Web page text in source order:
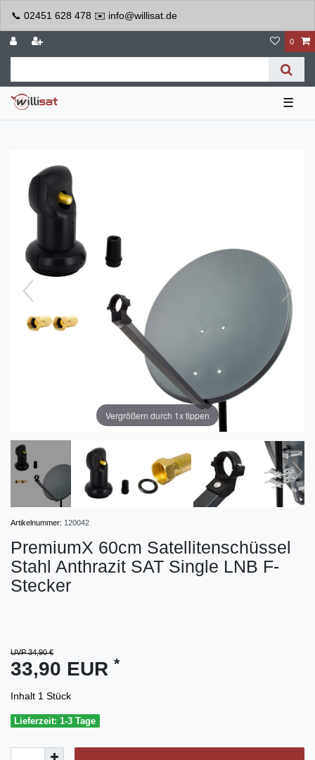
📞 02451 628 478 ✉️ info@willisat.de
0
☰
Vergrößern durch 1x tippen
Artikelnummer: 120042
PremiumX 60cm Satellitenschüssel
Stahl Anthrazit SAT Single LNB F-
Stecker
UVP 34,90 €
33,90 EUR *
Inhalt 1 Stück
Lieferzeit: 1-3 Tage